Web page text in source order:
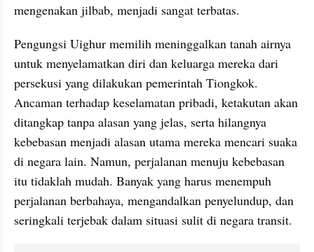
mengenakan jilbab, menjadi sangat terbatas.
Pengungsi Uighur memilih meninggalkan tanah airnya
untuk menyelamatkan diri dan keluarga mereka dari
persekusi yang dilakukan pemerintah Tiongkok.
Ancaman terhadap keselamatan pribadi, ketakutan akan
ditangkap tanpa alasan yang jelas, serta hilangnya
kebebasan menjadi alasan utama mereka mencari suaka
di negara lain. Namun, perjalanan menuju kebebasan
itu tidaklah mudah. Banyak yang harus menempuh
perjalanan berbahaya, mengandalkan penyelundup, dan
seringkali terjebak dalam situasi sulit di negara transit.